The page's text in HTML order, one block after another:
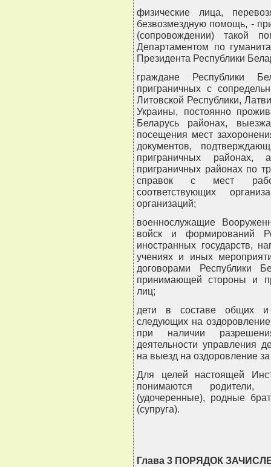
физические лица,
безвозмездную помощь, -
(сопровождении) такой
Департаментом по
Президента Республики
граждане Республики
приграничных с
Литовской Республики,
Украины, постоянно
Беларусь районах,
посещения мест
документов,
приграничных
приграничных районах по
справок с мест
соответствующих
организаций;
военнослужащие
войск и формирований
иностранных государств,
учениях и иных
договорами Республики
принимающей стороны и
лиц;
дети в составе общих и
следующих на
при наличии
деятельности управления
на выезд на оздоровление
Для целей настоящей
понимаются родители,
(удочеренные), родные
(супруга).
Глава 3 ПОРЯДОК